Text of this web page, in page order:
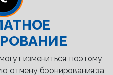
измениться, поэтому
отмену бронирования за